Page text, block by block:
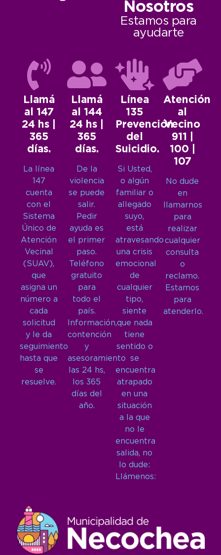
Nosotros
Estamos para
ayudarte
Llamá
al 147
24 hs |
365
días.
La línea
147
cuenta
con el
Sistema
Único de
Atención
Vecinal
(SUAV),
que
asigna un
número a
cada
solicitud
y le da
seguimiento
hasta que
se
resuelve.
Llamá
al 144
24 hs |
365
días.
De la
violencia
se puede
salir.
Pedir
ayuda es
el primer
paso.
Teléfono
gratuito
para
todo el
país.
Información,
contención
y
asesoramiento
las 24 hs,
los 365
días del
año.
Línea
135
Prevención
del
Suicidio.
Si Usted,
o algún
familiar o
allegado
suyo,
está
atravesando
una crisis
emocional
de
cualquier
tipo,
siente
que nada
tiene
sentido o
se
encuentra
atrapado
en una
situación
a la que
no le
encuentra
salida, no
lo dude:
Llámenos:
Atención
al
Vecino
911 |
100 |
107
No dude
en
llamarnos
para
realizar
cualquier
consulta
o
reclamo.
Estamos
para
atenderlo.